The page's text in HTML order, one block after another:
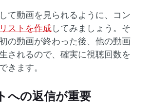
て動画を見られるように、コン
ストを作成してみましょう。そ
の動画が終わった後、他の動画
されるので、確実に視聴回数を
きます。
への返信が重要